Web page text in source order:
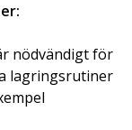
nödvändigt för
lagringsrutiner